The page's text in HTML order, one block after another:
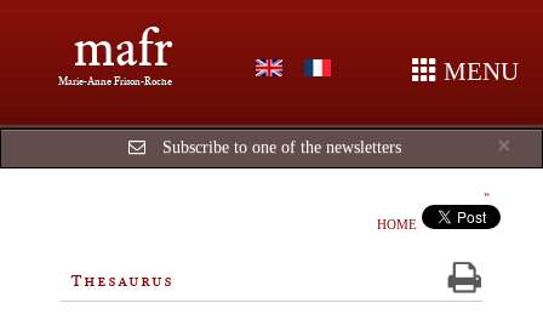
mafr
Marie-Anne Frison-Roche MENU
×
Subscribe to one of the newsletters
HOME
Thesaurus